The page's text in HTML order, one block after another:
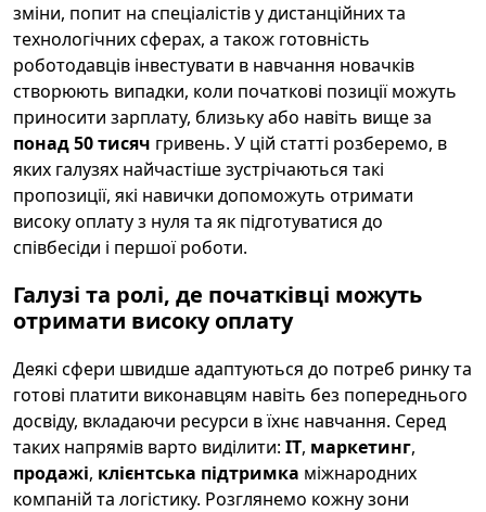
зміни, попит на спеціалістів у дистанційних та
технологічних сферах, а також готовність
роботодавців інвестувати в навчання новачків
створюють випадки, коли початкові позиції можуть
приносити зарплату, близьку або навіть вище за
понад 50 тисяч гривень. У цій статті розберемо, в
яких галузях найчастіше зустрічаються такі
пропозиції, які навички допоможуть отримати
високу оплату з нуля та як підготуватися до
співбесіди і першої роботи.
Галузі та ролі, де початківці можуть
отримати високу оплату
Деякі сфери швидше адаптуються до потреб ринку та
готові платити виконавцям навіть без попереднього
досвіду, вкладаючи ресурси в їхнє навчання. Серед
таких напрямів варто виділити: IT, маркетинг,
продажі, клієнтська підтримка міжнародних
компаній та логістику. Розглянемо кожну зони